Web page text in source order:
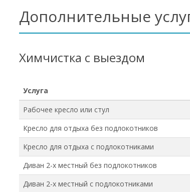
Дополнительные
Химчистка с выездом
Услуга
Рабочее кресло или стул
Кресло для отдыха без подлокотников
Кресло для отдыха с подлокотниками
Диван 2-х местный без подлокотников
Диван 2-х местный с подлокотниками